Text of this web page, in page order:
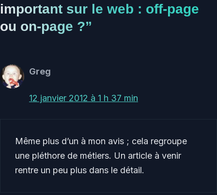
important sur le web : off-page
ou on-page ?”
Greg
12 janvier 2012 à 1 h 37 min
Même plus d’un à mon avis ; cela regroupe
une pléthore de métiers. Un article à venir
rentre un peu plus dans le détail.